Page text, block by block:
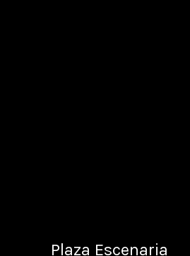
Plaza Escenaria